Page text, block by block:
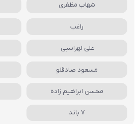
شهاب مظفری
راغب
علی لهراسبی
مسعود صادقلو
محسن ابراهیم زاده
7 باند